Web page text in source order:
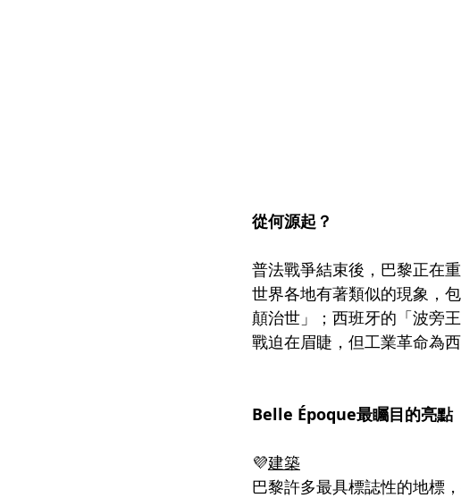
從何源起？
普法戰爭結束後，巴黎正在
世界各地有著類似的現象，
顛治世」；西班牙的「波旁
戰迫在眉睫，但工業革命為
Belle Époque最矚目的亮點
💜建築
巴黎許多最具標誌性的地標